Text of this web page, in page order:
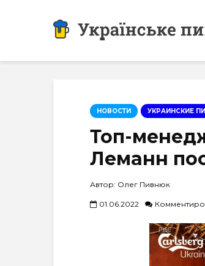
НОВОСТИ УКРАИНСКИЕ
Топ-
Леманн
Автор: Олег Пивнюк
01.06.2022